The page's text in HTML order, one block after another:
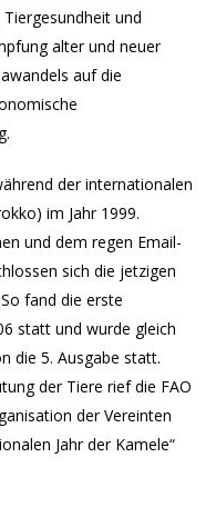
und
alter und neuer
auf die
der internationalen
im Jahr 1999.
und dem regen Email-
sich die jetzigen
fand die erste
statt und wurde gleich
die 5. Ausgabe statt.
der Tiere rief die FAO
der Vereinten
Jahr der Kamele“